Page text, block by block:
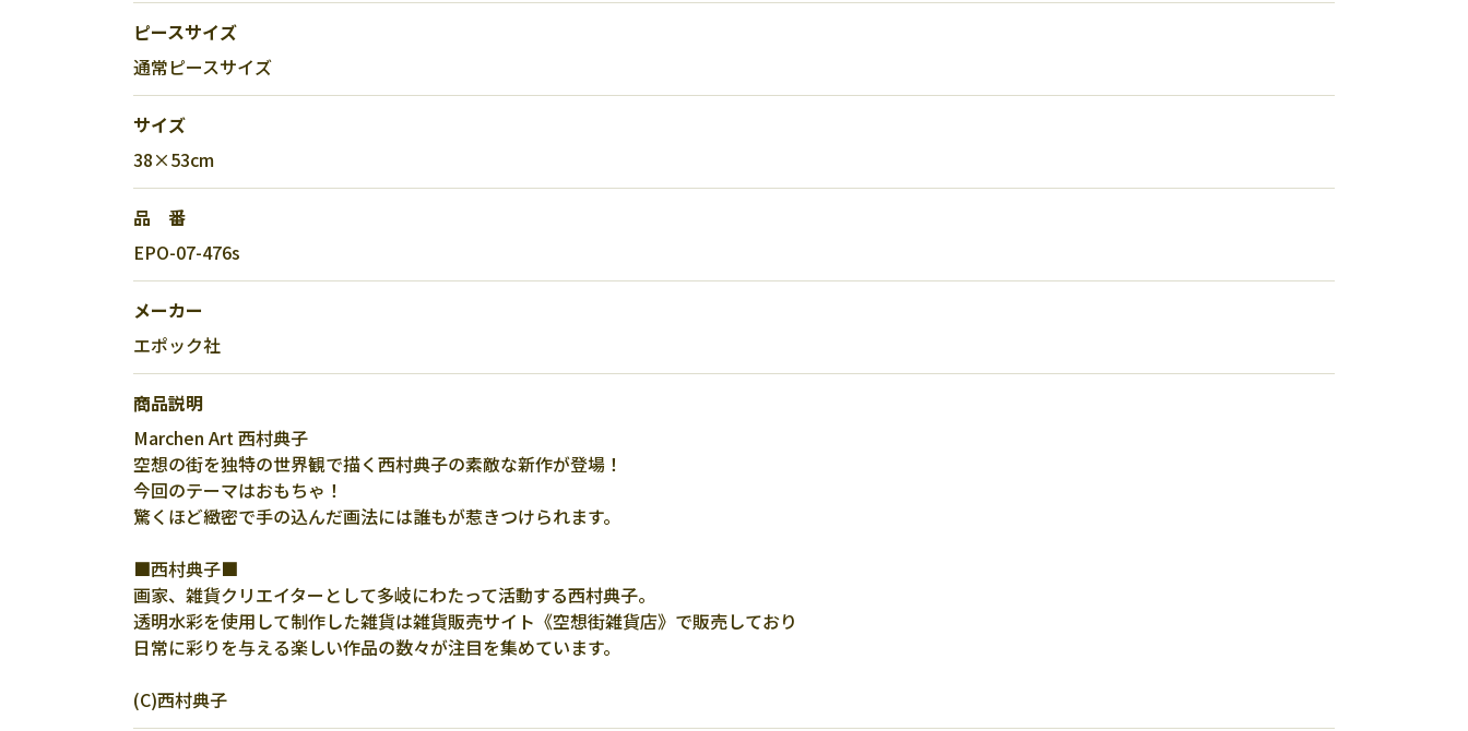
ピースサイズ
通常ピースサイズ
サイズ
38×53cm
品 番
EPO-07-476s
メーカー
エポック社
商品説明
Marchen Art 西村典子
空想の街を独特の世界観で描く西村典子の素敵な新作が登場！
今回のテーマはおもちゃ！
驚くほど緻密で手の込んだ画法には誰もが惹きつけられます。
■西村典子■
画家、雑貨クリエイターとして多岐にわたって活動する西村典子。
透明水彩を使用して制作した雑貨は雑貨販売サイト《空想街雑貨店》で販売しており
日常に彩りを与える楽しい作品の数々が注目を集めています。
(C)西村典子